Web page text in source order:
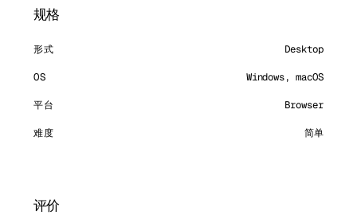
规格
形式 Desktop
OS Windows, macOS
平台 Browser
难度 简单
评价